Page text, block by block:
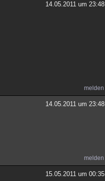
14.05.2011 um 23:48
melden
14.05.2011 um 23:48
melden
15.05.2011 um 00:35